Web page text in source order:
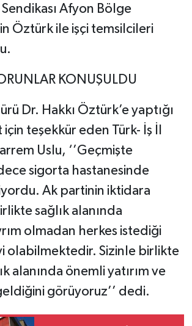
Sendikası Afyon Bölge
Öztürk ile işçi temsilcileri
KONUŞULDU
Dr. Hakkı Öztürk’e yaptığı
teşekkür eden Türk- İş İl
Uslu, ‘’Geçmişte
sigorta hastanesinde
Ak partinin iktidara
sağlık alanında
olmadan herkes istediği
olabilmektedir. Sizinle birlikte
alanında önemli yatırım ve
görüyoruz’’ dedi.